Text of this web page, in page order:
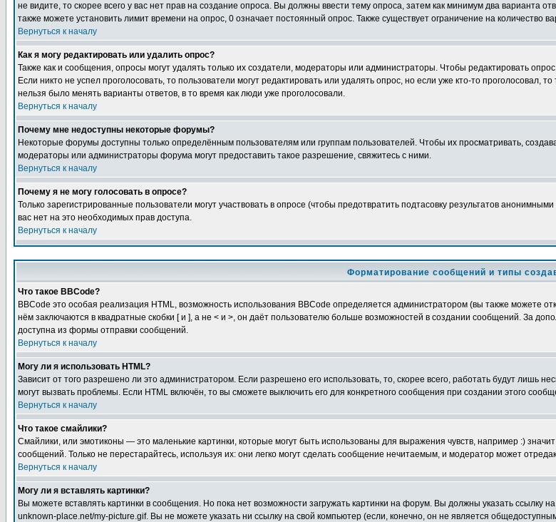
не видите, то скорее всего у вас нет прав на создание опроса. Вы должны ввести тему опроса, затем как минимум два варианта
также можете установить лимит времени на опрос, 0 означает постоянный опрос. Также существует ограничение на количество
Вернуться к началу
Как я могу редактировать или удалить опрос?
Также как и сообщения, опросы могут удалять только их создатели, модераторы или администраторы. Чтобы редактировать
Если никто не успел проголосовать, то пользователи могут редактировать или удалять опрос, но если уже кто-то
нельзя было менять варианты ответов, в то время как люди уже проголосовали.
Вернуться к началу
Почему мне недоступны некоторые форумы?
Некоторые форумы доступны только определённым пользователям или группам пользователей. Чтобы их просматривать,
модераторы или администраторы форума могут предоставить такое разрешение, свяжитесь с ними.
Вернуться к началу
Почему я не могу голосовать в опросе?
Только зарегистрированные пользователи могут участвовать в опросе (чтобы предотвратить подтасовку результатов
вас нет на это необходимых прав доступа.
Вернуться к началу
Форматирование сообщений и типы
Что такое BBCode?
BBCode это особая реализация HTML, возможность использования BBCode определяется администратором (вы также можете
нём заключаются в квадратные скобки [ и ], а не < и >, он даёт пользователю больше возможностей в создании сообщений. За
доступна из формы отправки сообщений.
Вернуться к началу
Могу ли я использовать HTML?
Зависит от того разрешено ли это администратором. Если разрешено его использовать, то, скорее всего, работать будут лишь
могут вызвать проблемы. Если HTML включён, то вы сможете выключить его для конкретного сообщения при создании этого
Вернуться к началу
Что такое смайлики?
Смайлики, или эмотиконы — это маленькие картинки, которые могут быть использованы для выражения чувств, например :)
сообщений. Только не перестарайтесь, используя их: они легко могут сделать сообщение нечитаемым, и модератор может
Вернуться к началу
Могу ли я вставлять картинки?
Вы можете вставлять картинки в сообщения. Но пока нет возможности загружать картинки на форум. Вы должны указать ссылку
unknown-place.net/my-picture.gif. Вы не можете указать ни ссылку на свой компьютер (если, конечно, он не является